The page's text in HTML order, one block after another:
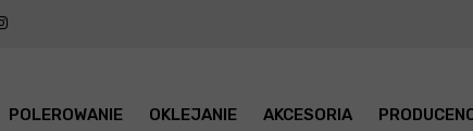
POLEROWANIE OKLEJANIE AKCESORIA